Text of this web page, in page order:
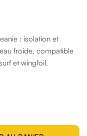
: isolation et
froide, compatible
et wingfoil.